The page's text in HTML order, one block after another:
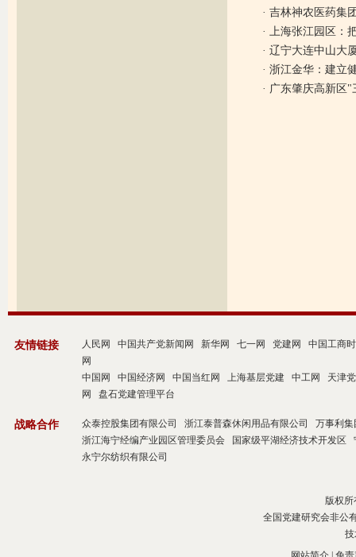
· 吉林神农医药集
· 上海张江园区：
· 辽宁大连中山大
· 浙江金华：建立
· 广东肇庆高新区"
友情链接 人民网 中国共产党新闻网 新华网 七一网 党建网
中国工商
网
中国网
中国经济网 中国当红网 上海基层党建 中工网
天津
网
盘石党建管理平台
战略合作 众泰控股集团有限公司 浙江泰普森休闲用品有限公司
万事利集
浙江海宁经编产业园区管理委员会
国家级平湖经济技术开发区
永宁尔纺织有限公司